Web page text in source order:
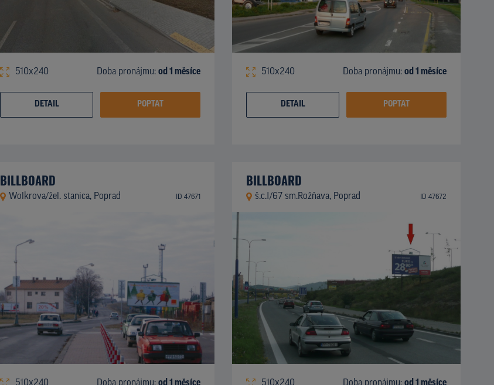
510x240 Doba pronájmu: od 1 měsíce
DETAIL POPTAT
510x240 Doba pronájmu: od 1 měsíce
DETAIL POPTAT
BILLBOARD
Wolkrova/žel. stanica, Poprad ID 47671
BILLBOARD
š.c.I/67 sm.Rožňava, Poprad ID 47672